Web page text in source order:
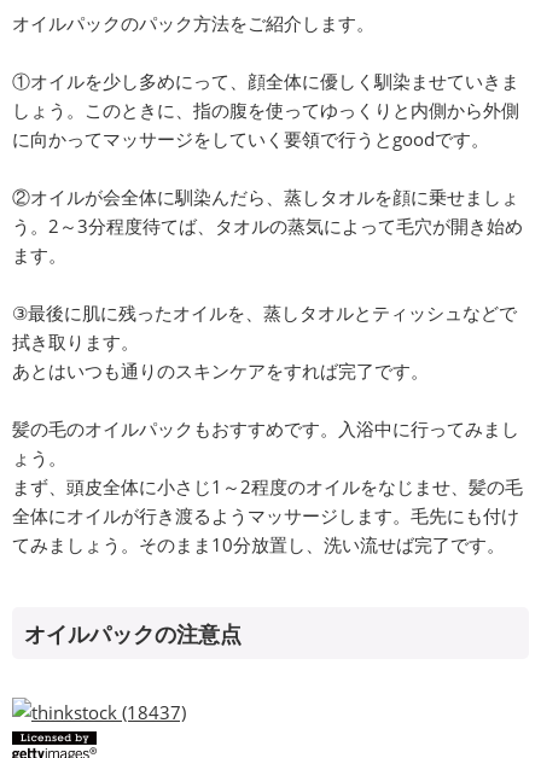
オイルパックのパック方法をご紹介します。
①オイルを少し多めにって、顔全体に優しく馴染ませていきま
しょう。このときに、指の腹を使ってゆっくりと内側から外側
に向かってマッサージをしていく要領で行うとgoodです。
②オイルが会全体に馴染んだら、蒸しタオルを顔に乗せましょ
う。2～3分程度待てば、タオルの蒸気によって毛穴が開き始め
ます。
③最後に肌に残ったオイルを、蒸しタオルとティッシュなどで
拭き取ります。
あとはいつも通りのスキンケアをすれば完了です。
髪の毛のオイルパックもおすすめです。入浴中に行ってみまし
ょう。
まず、頭皮全体に小さじ1～2程度のオイルをなじませ、髪の毛
全体にオイルが行き渡るようマッサージします。毛先にも付け
てみましょう。そのまま10分放置し、洗い流せば完了です。
オイルパックの注意点